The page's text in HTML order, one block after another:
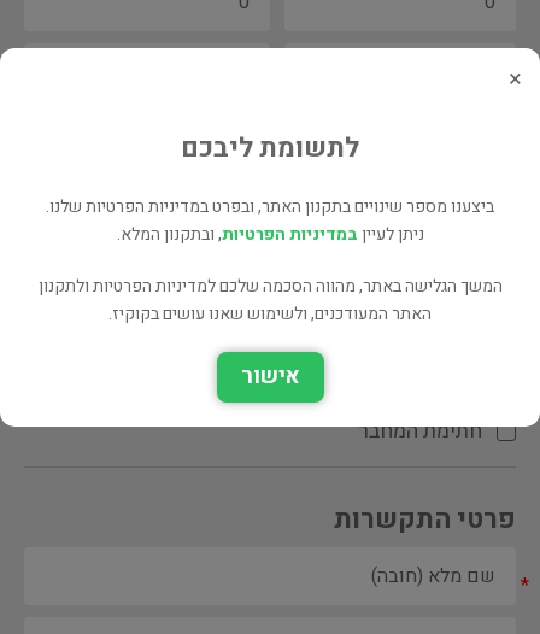
הקדשת המחבר\המתרגם
חתימת המחבר
פרטי התקשרות
*
×
לתשומת ליבכם
ביצענו מספר שינויים בתקנון האתר, ובפרט במדיניות הפרטיות שלנו.
ניתן לעייןבמדיניות הפרטיות, ובתקנון המלא.
המשך הגלישה באתר, מהווה הסכמה שלכם למדיניות הפרטיות ולתקנון
האתר המעודכנים, ולשימוש שאנו עושים בקוקיז.
אישור